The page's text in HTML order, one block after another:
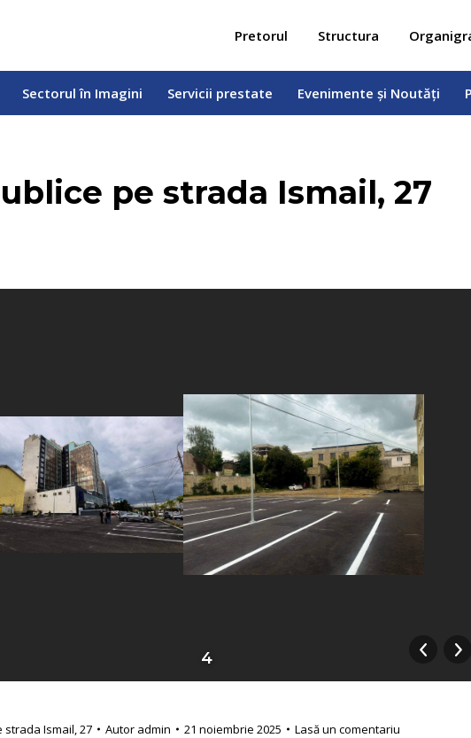
Pretorul Structura
Sectorul în Imagini Servicii prestate Evenimente și Noutăți
pe strada Ismail, 27
4
Ismail, 27 Autor admin 21 noiembrie 2025 Lasă un comentariu
Servicii prestate Evenimente și Noutăți